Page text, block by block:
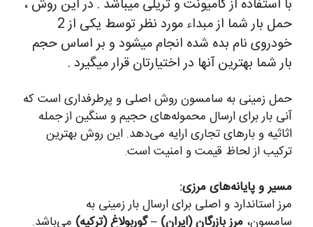
با استفاده از کامیونت و تریلی میباشد . در این روش ،
حمل بار شما از مبداء مورد نظر توسط یکی از 2
خودروی نام بده شده انجام میشود و بر اساس حجم
بار شما بهترین آنها در اختیارتان قرار میگیرد .
حمل زمینی به سامسون روش اصلی و پرطرفداری است که
آنی بار برای ارسال محموله‌های حجیم و سنگین از جمله
اثاثیه و بارهای تجاری ارایه می‌دهد. این روش بهترین
ترکیب از لحاظ قیمت و امنیت است.
مسیر و پایانه‌های مرزی:
مرز استاندارد و اصلی برای ارسال بار زمینی به
سامسون، مرز بازرگان (ایران) – گوربولاغ (ترکیه) می‌باشد.